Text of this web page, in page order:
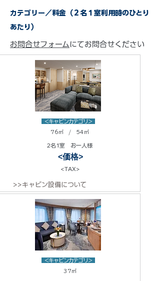
カテゴリー／料金（２名１室利用時のひとり
あたり）
お問合せフォームにてお問合せください
<キャビンカテゴリ>
76㎡ / 54㎡
2名1室 お一人様
<価格>
<TAX>
>>キャビン設備について
<キャビンカテゴリ>
37㎡